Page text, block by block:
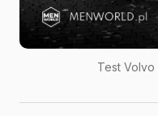
Submit Comment
Test Volvo